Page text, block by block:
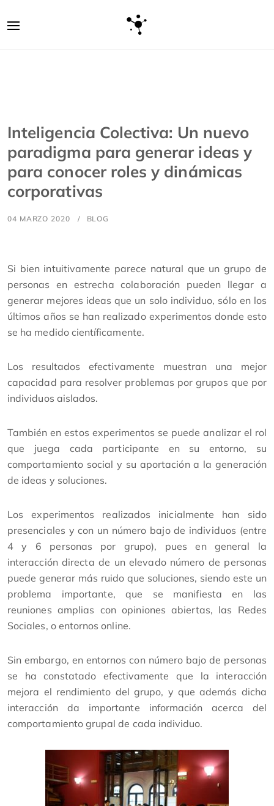
Inteligencia Colectiva: Un nuevo
paradigma para generar ideas y
para conocer roles y dinámicas
corporativas
04 MARZO 2020 BLOG
Si bien intuitivamente parece natural que un grupo de
personas en estrecha colaboración pueden llegar a
generar mejores ideas que un solo individuo, sólo en los
últimos años se han realizado experimentos donde esto
se ha medido científicamente.
Los resultados efectivamente muestran una mejor
capacidad para resolver problemas por grupos que por
individuos aislados.
También en estos experimentos se puede analizar el rol
que juega cada participante en su entorno, su
comportamiento social y su aportación a la generación
de ideas y soluciones.
Los experimentos realizados inicialmente han sido
presenciales y con un número bajo de individuos (entre
4 y 6 personas por grupo), pues en general la
interacción directa de un elevado número de personas
puede generar más ruido que soluciones, siendo este un
problema importante, que se manifiesta en las
reuniones amplias con opiniones abiertas, las Redes
Sociales, o entornos online.
Sin embargo, en entornos con número bajo de personas
se ha constatado efectivamente que la interacción
mejora el rendimiento del grupo, y que además dicha
interacción da importante información acerca del
comportamiento grupal de cada individuo.